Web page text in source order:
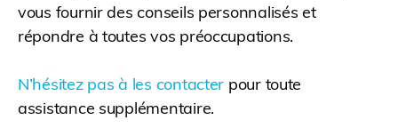
vous fournir des conseils personnalisés et
répondre à toutes vos préoccupations.
N’hésitez pas à les contacter pour toute
assistance supplémentaire.